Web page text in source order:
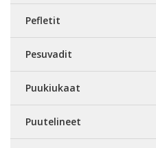
Pefletit
Pesuvadit
Puukiukaat
Puutelineet